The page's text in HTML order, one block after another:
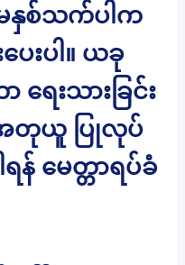
နှစ်သက်ပါက
ေးပါ။ ယခု
ရေးသားခြင်း
တုယူ ပြုလုပ်
ရန် မေတ္တာရပ်ခံ